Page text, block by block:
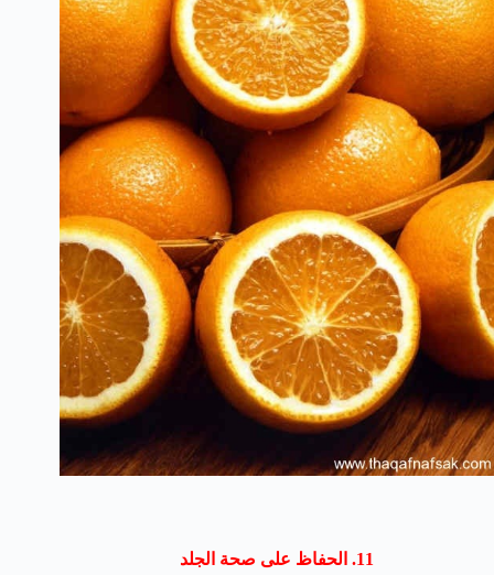
11. الحفاظ على صحة الجلد